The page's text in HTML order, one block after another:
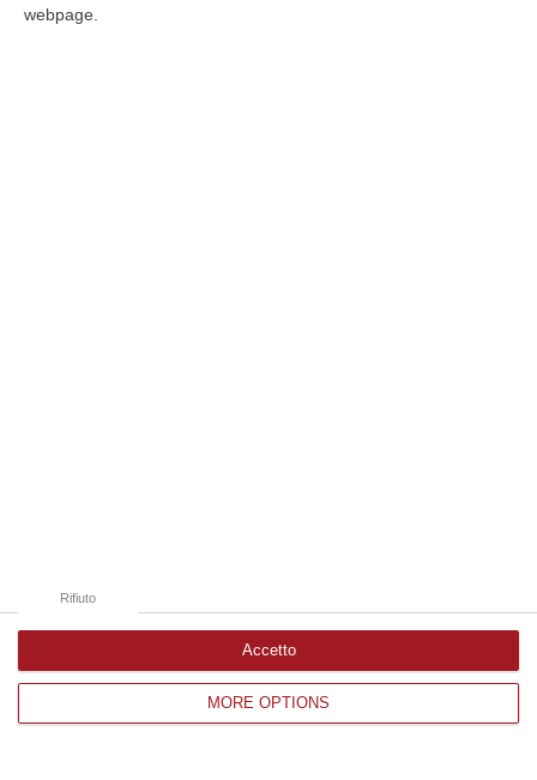
webpage.
MORE OPTIONS
Rifiuto
Accetto
08 Agosto, 20:47
Corriere delle Calabria è una testata giornalistica di News&Com S.r.l